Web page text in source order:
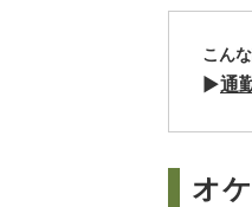
こん
▶通
オ